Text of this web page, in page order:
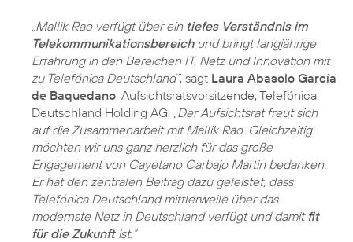
„Mallik Rao verfügt über ein tiefes Verständnis im
Telekommunikationsbereichund bringt langjährige
Erfahrung in den Bereichen IT, Netz und Innovation mit
zu Telefónica Deutschland“, sagt Laura Abasolo García
de Baquedano, Aufsichtsratsvorsitzende, Telefónica
Deutschland Holding AG.
„Der Aufsichtsrat freut sich
auf die Zusammenarbeit mit Mallik Rao. Gleichzeitig
möchten wir uns ganz herzlich für das große
Engagement von Cayetano Carbajo Martin bedanken.
Er hat den zentralen Beitrag dazu geleistet, dass
Telefónica Deutschland mittlerweile über das
modernste Netz in Deutschland verfügt und damit fit
für die Zukunftist.“